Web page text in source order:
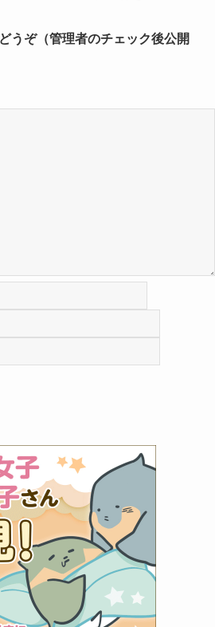
うぞ（管理者のチェック後公開